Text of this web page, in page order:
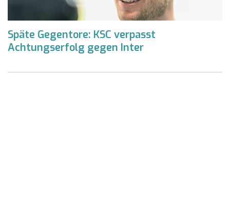
Späte Gegentore: KSC verpasst
Achtungserfolg gegen Inter